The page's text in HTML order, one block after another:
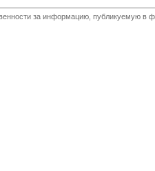
за информацию, публикуемую